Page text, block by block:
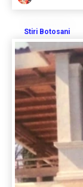
Stiri Botosani